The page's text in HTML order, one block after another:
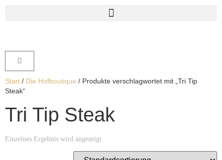
Start / Die Hofboutique / Produkte verschlagwortet mit „Tri Tip
Steak“
Tri Tip Steak
Einzelnes Ergebnis wird angezeigt